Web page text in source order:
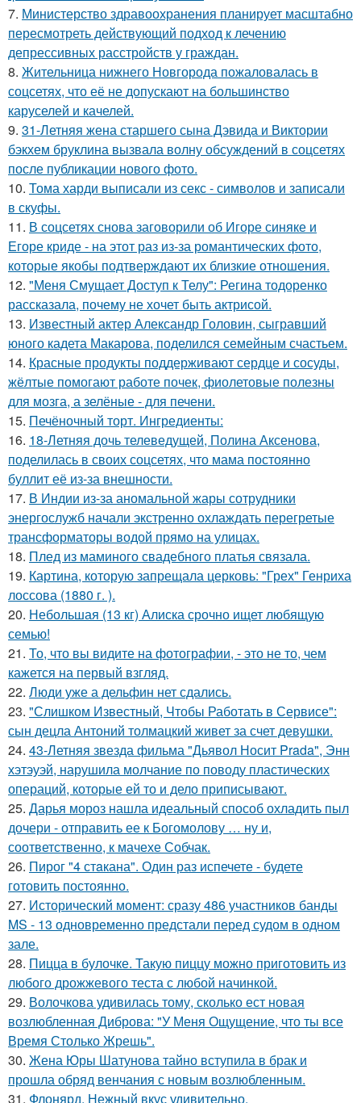
7. Министерство здравоохранения планирует масштабно
пересмотреть действующий подход к лечению
депрессивных расстройств у граждан.
8. Жительница нижнего Новгорода пожаловалась в
соцсетях, что её не допускают на большинство
каруселей и качелей.
9. 31-Летняя жена старшего сына Дэвида и Виктории
бэкхем бруклина вызвала волну обсуждений в соцсетях
после публикации нового фото.
10. Тома харди выписали из секс - символов и записали
в скуфы.
11. В соцсетях снова заговорили об Игоре синяке и
Егоре криде - на этот раз из-за романтических фото,
которые якобы подтверждают их близкие отношения.
12. "Меня Смущает Доступ к Телу": Регина тодоренко
рассказала, почему не хочет быть актрисой.
13. Известный актер Александр Головин, сыгравший
юного кадета Макарова, поделился семейным счастьем.
14. Красные продукты поддерживают сердце и сосуды,
жёлтые помогают работе почек, фиолетовые полезны
для мозга, а зелёные - для печени.
15. Печёночный торт. Ингредиенты:
16. 18-Летняя дочь телеведущей, Полина Аксенова,
поделилась в своих соцсетях, что мама постоянно
буллит её из-за внешности.
17. В Индии из-за аномальной жары сотрудники
энергослужб начали экстренно охлаждать перегретые
трансформаторы водой прямо на улицах.
18. Плед из маминого свадебного платья связала.
19. Картина, которую запрещала церковь: "Грех" Генриха
лоссова (1880 г. ).
20. Небольшая (13 кг) Алиска срочно ищет любящую
семью!
21. То, что вы видите на фотографии, - это не то, чем
кажется на первый взгляд.
22. Люди уже а дельфин нет сдались.
23. "Слишком Известный, Чтобы Работать в Сервисе":
сын децла Антоний толмацкий живет за счет девушки.
24. 43-Летняя звезда фильма "Дьявол Носит Prada", Энн
хэтэуэй, нарушила молчание по поводу пластических
операций, которые ей то и дело приписывают.
25. Дарья мороз нашла идеальный способ охладить пыл
дочери - отправить ее к Богомолову … ну и,
соответственно, к мачехе Собчак.
26. Пирог "4 стaкана". Один раз испечете - будете
готовить постоянно.
27. Исторический момент: сразу 486 участников банды
MS - 13 одновременно предстали перед судом в одном
зале.
28. Пицца в булочке. Такую пиццу можно приготовить из
любого дрожжевого теста с любой начинкой.
29. Волочкова удивилась тому, сколько ест новая
возлюбленная Диброва: "У Меня Ощущение, что ты все
Время Столько Жрешь".
30. Жена Юры Шатунова тайно вступила в брак и
прошла обряд венчания с новым возлюбленным.
31. Флонярд. Нежный вкус удивительно.